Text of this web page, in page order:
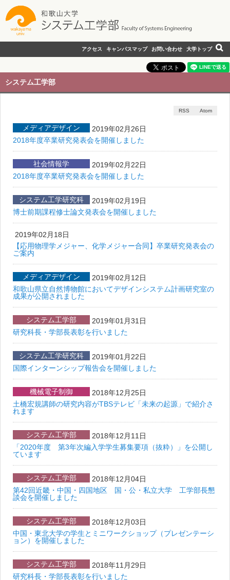
アクセス キャンパスマップ お問い合わせ 大学トップ
システム工学部
RSS Atom
メディアデザイン
2019年02月26日
2018年度卒業研究発表会を開催しました
社会情報学
2019年02月22日
2018年度卒業研究発表会を開催しました
システム工学研究科
2019年02月19日
博士前期課程修士論文発表会を開催しました
2019年02月18日
【応用物理学メジャー、化学メジャー合同】卒業研究発表会の
ご案内
メディアデザイン
2019年02月12日
和歌山県立自然博物館においてデザインシステム計画研究室の
成果が公開されました
システム工学部
2019年01月31日
研究科長・学部長表彰を行いました
システム工学研究科
2019年01月22日
国際インターンシップ報告会を開催しました
機械電子制御
2018年12月25日
土橋宏規講師の研究内容がTBSテレビ「未来の起源」で紹介さ
れます
システム工学部
2018年12月11日
「2020年度 第3年次編入学学生募集要項（抜粋）」を公開し
ています
システム工学部
2018年12月04日
第42回近畿・中国・四国地区 国・公・私立大学 工学部長懇
談会を開催しました
システム工学部
2018年12月03日
中国・東北大学の学生とミニワークショップ（プレゼンテーシ
ョン）を開催しました
システム工学部
2018年11月29日
研究科長・学部長表彰を行いました